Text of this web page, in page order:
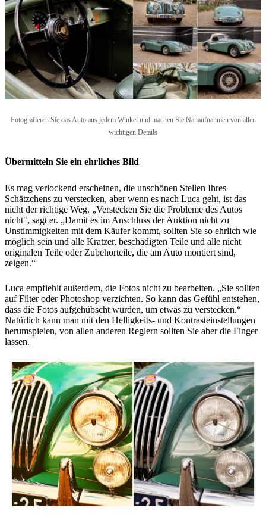
Fotografieren Sie das Auto aus jedem Winkel und machen Sie Nahaufnahmen von allen
wichtigen Details
Übermitteln Sie ein ehrliches Bild
Es mag verlockend erscheinen, die unschönen Stellen Ihres
Schätzchens zu verstecken, aber wenn es nach Luca geht, ist das
nicht der richtige Weg. „Verstecken Sie die Probleme des Autos
nicht", sagt er. „Damit es im Anschluss der Auktion nicht zu
Unstimmigkeiten mit dem Käufer kommt, sollten Sie so ehrlich wie
möglich sein und alle Kratzer, beschädigten Teile und alle nicht
originalen Teile oder Zubehörteile, die am Auto montiert sind,
zeigen.“
Luca empfiehlt außerdem, die Fotos nicht zu bearbeiten. „Sie sollten
auf Filter oder Photoshop verzichten. So kann das Gefühl entstehen,
dass die Fotos aufgehübscht wurden, um etwas zu verstecken.“
Natürlich kann man mit den Helligkeits- und Kontrasteinstellungen
herumspielen, von allen anderen Reglern sollten Sie aber die Finger
lassen.